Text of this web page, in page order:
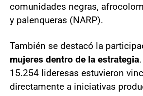
comunidades negras,
y palenqueras (NARP).
También se destacó la
mujeres dentro de la estrategia
15.254 lideresas estuvieron
directamente a iniciativas